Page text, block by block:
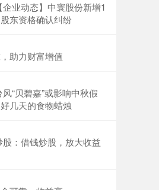
业动态】中寰股份新增1
东资格确认纠纷
助力财富增值
“贝碧嘉”或影响中秋假
几天的食物蜡烛
：借钱炒股，放大收益